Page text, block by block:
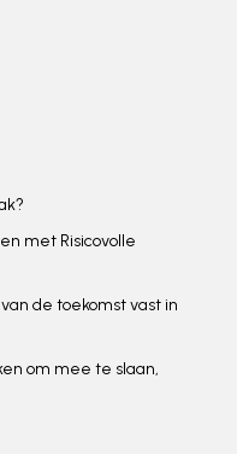
met Risicovolle
de toekomst vast in
om mee te slaan,